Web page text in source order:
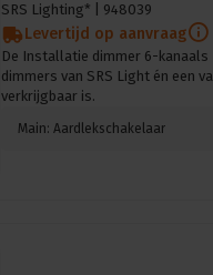
SRS Lighting* | 948039
Levertijd op aanvraag
De Installatie dimmer 6-kanaals
dimmers van SRS Light én een
verkrijgbaar is.
Main: Aardlekschakelaar